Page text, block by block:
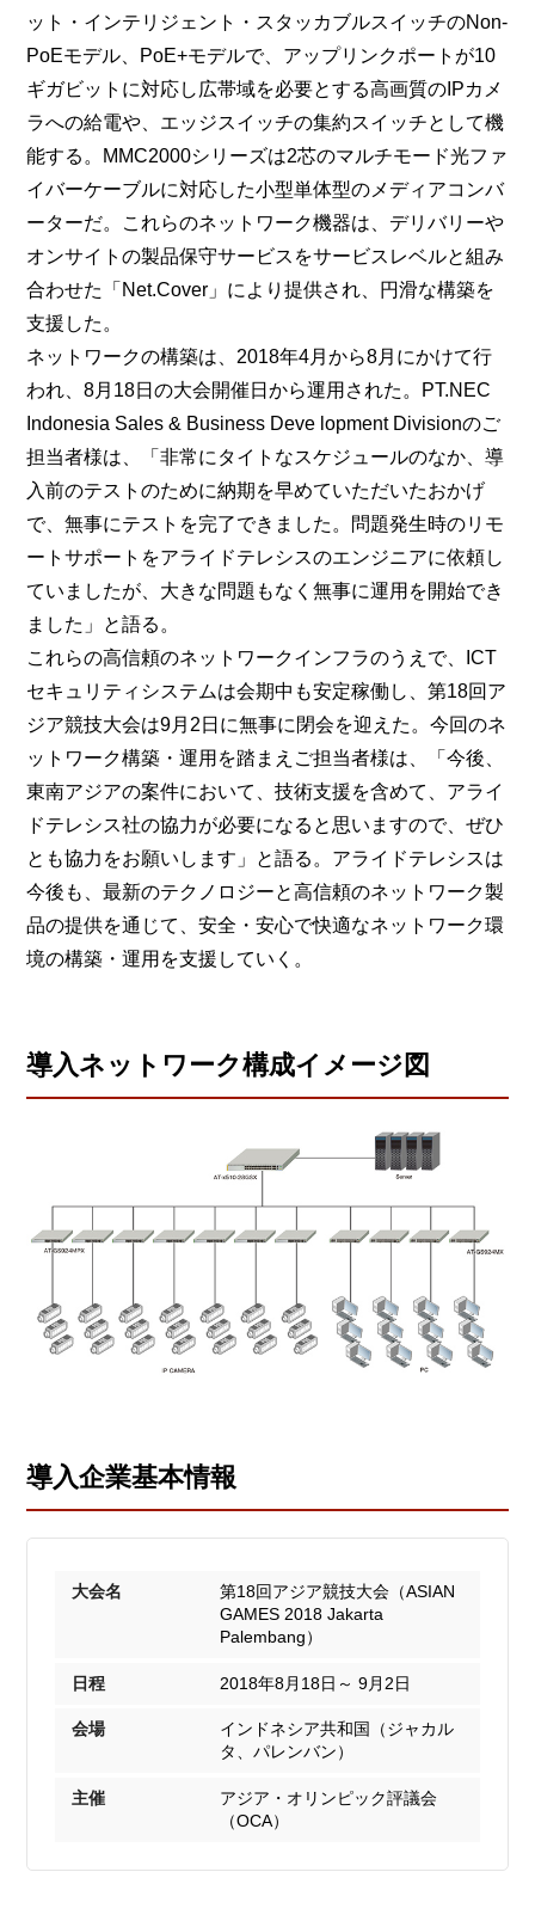
ット・インテリジェント・スタッカブルスイッチのNon-
PoEモデル、PoE+モデルで、アップリンクポートが10
ギガビットに対応し広帯域を必要とする高画質のIPカメ
ラへの給電や、エッジスイッチの集約スイッチとして機
能する。MMC2000シリーズは2芯のマルチモード光ファ
イバーケーブルに対応した小型単体型のメディアコンバ
ーターだ。これらのネットワーク機器は、デリバリーや
オンサイトの製品保守サービスをサービスレベルと組み
合わせた「Net.Cover」により提供され、円滑な構築を
支援した。
ネットワークの構築は、2018年4月から8月にかけて行
われ、8月18日の大会開催日から運用された。PT.NEC
Indonesia Sales & Business Deve lopment Divisionのご
担当者様は、「非常にタイトなスケジュールのなか、導
入前のテストのために納期を早めていただいたおかげ
で、無事にテストを完了できました。問題発生時のリモ
ートサポートをアライドテレシスのエンジニアに依頼し
ていましたが、大きな問題もなく無事に運用を開始でき
ました」と語る。
これらの高信頼のネットワークインフラのうえで、ICT
セキュリティシステムは会期中も安定稼働し、第18回ア
ジア競技大会は9月2日に無事に閉会を迎えた。今回のネ
ットワーク構築・運用を踏まえご担当者様は、「今後、
東南アジアの案件において、技術支援を含めて、アライ
ドテレシス社の協力が必要になると思いますので、ぜひ
とも協力をお願いします」と語る。アライドテレシスは
今後も、最新のテクノロジーと高信頼のネットワーク製
品の提供を通じて、安全・安心で快適なネットワーク環
境の構築・運用を支援していく。
導入ネットワーク構成イメージ図
導入企業基本情報
大会名
第18回アジア競技大会（ASIAN
GAMES 2018 Jakarta
Palembang）
日程 2018年8月18日～ 9月2日
会場
インドネシア共和国（ジャカル
タ、パレンバン）
主催
アジア・オリンピック評議会
（OCA）